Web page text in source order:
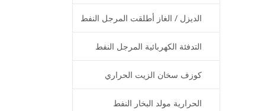
الديزل / الغاز أطلقت المرجل النفط
الحراريالتدفئة الكهربائية المرجل النفط
الحراريةكوزف سخان الزيت الحراري
الحرارية مولد البخار النفط